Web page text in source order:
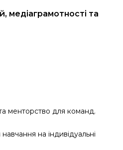
медіаграмотності та
та менторство для команд.
на індивідуальні